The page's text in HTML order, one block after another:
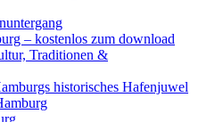
– kostenlos zum download
Traditionen &
historisches Hafenjuwel